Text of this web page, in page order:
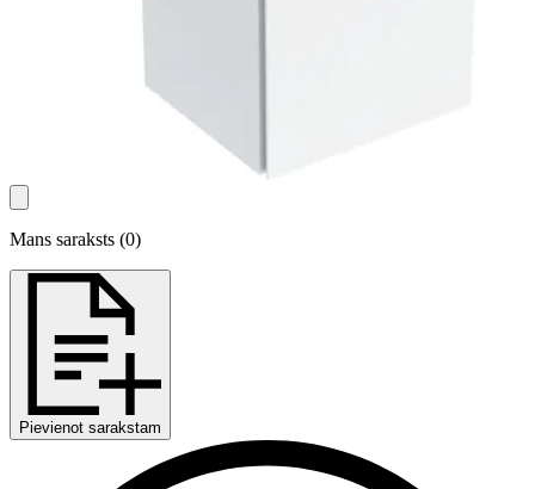
Mans saraksts (0)
Pievienot sarakstam